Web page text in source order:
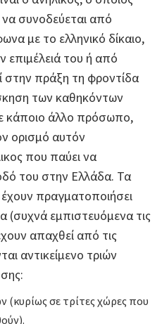
συνοδεύεται από
με το ελληνικό δίκαιο,
επιμέλειά του ή από
στην πράξη τη φροντίδα
των καθηκόντων
κάποιο άλλο πρόσωπο,
ορισμό αυτόν
που παύει να
του στην Ελλάδα. Τα
πραγματοποιήσει
(συχνά εμπιστευόμενα τις
απαχθεί από τις
αντικείμενο τριών
(κυρίως σε τρίτες χώρες που